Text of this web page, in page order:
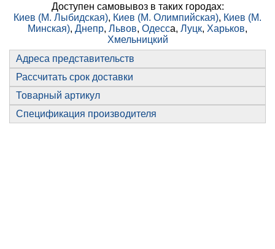
Доступен самовывоз в таких городах:
Киев (М. Лыбидская), Киев (М. Олимпийская), Киев (М.
Минская), Днепр, Львов, Одесса, Луцк, Харьков,
Хмельницкий
Адреса представительств
Рассчитать срок доставки
Товарный артикул
Спецификация производителя